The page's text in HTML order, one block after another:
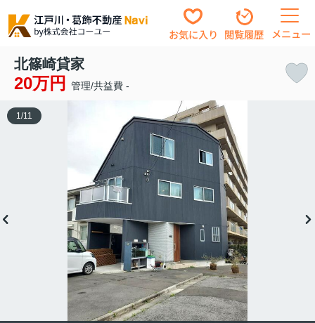
お気に入り 閲覧履歴 メニュー
北篠崎貸家
20万円 管理/共益費 -
1 /11